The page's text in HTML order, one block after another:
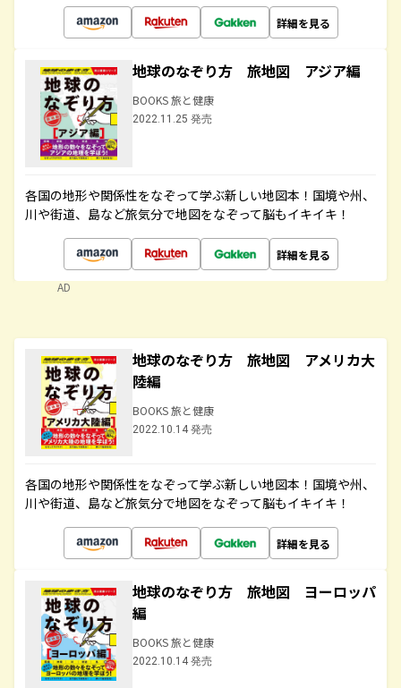
詳細を見る
地球のなぞり方 旅地図 アジア編
BOOKS 旅と健康
2022.11.25 発売
各国の地形や関係性をなぞって学ぶ新しい地図本！国境や州、
川や街道、島など旅気分で地図をなぞって脳もイキイキ！
詳細を見る
AD
地球のなぞり方 旅地図 アメリカ大
陸編
BOOKS 旅と健康
2022.10.14 発売
各国の地形や関係性をなぞって学ぶ新しい地図本！国境や州、
川や街道、島など旅気分で地図をなぞって脳もイキイキ！
詳細を見る
地球のなぞり方 旅地図 ヨーロッパ
編
BOOKS 旅と健康
2022.10.14 発売